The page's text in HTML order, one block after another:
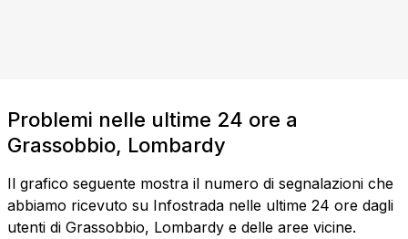
Problemi nelle ultime 24 ore a
Grassobbio, Lombardy
Il grafico seguente mostra il numero di segnalazioni che
abbiamo ricevuto su Infostrada nelle ultime 24 ore dagli
utenti di Grassobbio, Lombardy e delle aree vicine.